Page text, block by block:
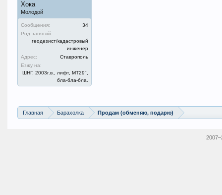
Хока
Молодой
Сообщения:
34
Род занятий:
геодезист/кадастровый
инженер
Адрес:
Ставрополь
Езжу на:
ШНГ, 2003г.в., лифт, МТ29",
бла-бла-бла.
Главная Барахолка Продам (обменяю, подарю)
2007–